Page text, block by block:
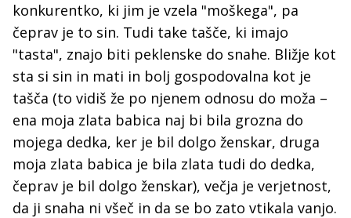
konkurentko, ki jim je vzela "moškega", pa
čeprav je to sin. Tudi take tašče, ki imajo
"tasta", znajo biti peklenske do snahe. Bližje kot
sta si sin in mati in bolj gospodovalna kot je
tašča (to vidiš že po njenem odnosu do moža –
ena moja zlata babica naj bi bila grozna do
mojega dedka, ker je bil dolgo ženskar, druga
moja zlata babica je bila zlata tudi do dedka,
čeprav je bil dolgo ženskar), večja je verjetnost,
da ji snaha ni všeč in da se bo zato vtikala vanjo.